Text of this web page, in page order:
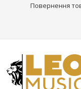
Повернення